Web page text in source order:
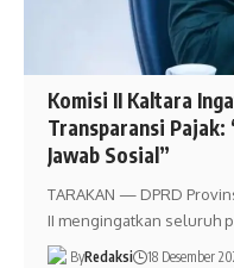
Komisi II Kaltara
Transparansi Pajak:
Jawab Sosial”
TARAKAN — DPRD
II mengingatkan seluruh
ByRedaksi 18 Desember